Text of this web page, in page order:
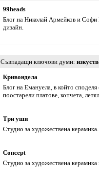
99heads
Блог на Николай Армейков и Софи
дизайн.
Съвпадащи ключови думи
Кривондела
Блог на Емануела, в който
поостарели платове, копчета,
Три уши
Студио за художествена керамика.
Concept
Студио за художествена